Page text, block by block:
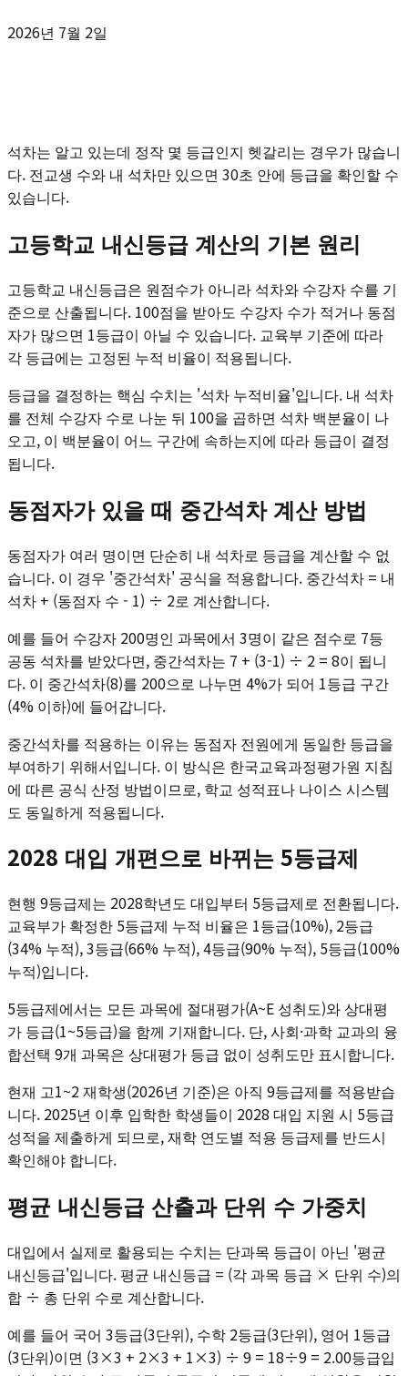
2026년 7월 2일
석차는 알고 있는데 정작 몇 등급인지 헷갈리는 경우가 많습니
다. 전교생 수와 내 석차만 있으면 30초 안에 등급을 확인할 수
있습니다.
고등학교 내신등급 계산의 기본 원리
고등학교 내신등급은 원점수가 아니라 석차와 수강자 수를 기
준으로 산출됩니다. 100점을 받아도 수강자 수가 적거나 동점
자가 많으면 1등급이 아닐 수 있습니다. 교육부 기준에 따라
각 등급에는 고정된 누적 비율이 적용됩니다.
등급을 결정하는 핵심 수치는 '석차 누적비율'입니다. 내 석차
를 전체 수강자 수로 나눈 뒤 100을 곱하면 석차 백분율이 나
오고, 이 백분율이 어느 구간에 속하는지에 따라 등급이 결정
됩니다.
동점자가 있을 때 중간석차 계산 방법
동점자가 여러 명이면 단순히 내 석차로 등급을 계산할 수 없
습니다. 이 경우 '중간석차' 공식을 적용합니다. 중간석차 = 내
석차 + (동점자 수 - 1) ÷ 2로 계산합니다.
예를 들어 수강자 200명인 과목에서 3명이 같은 점수로 7등
공동 석차를 받았다면, 중간석차는 7 + (3-1) ÷ 2 = 8이 됩니
다. 이 중간석차(8)를 200으로 나누면 4%가 되어 1등급 구간
(4% 이하)에 들어갑니다.
중간석차를 적용하는 이유는 동점자 전원에게 동일한 등급을
부여하기 위해서입니다. 이 방식은 한국교육과정평가원 지침
에 따른 공식 산정 방법이므로, 학교 성적표나 나이스 시스템
도 동일하게 적용됩니다.
2028 대입 개편으로 바뀌는 5등급제
현행 9등급제는 2028학년도 대입부터 5등급제로 전환됩니다.
교육부가 확정한 5등급제 누적 비율은 1등급(10%), 2등급
(34% 누적), 3등급(66% 누적), 4등급(90% 누적), 5등급(100%
누적)입니다.
5등급제에서는 모든 과목에 절대평가(A~E 성취도)와 상대평
가 등급(1~5등급)을 함께 기재합니다. 단, 사회·과학 교과의 융
합선택 9개 과목은 상대평가 등급 없이 성취도만 표시합니다.
현재 고1~2 재학생(2026년 기준)은 아직 9등급제를 적용받습
니다. 2025년 이후 입학한 학생들이 2028 대입 지원 시 5등급
성적을 제출하게 되므로, 재학 연도별 적용 등급제를 반드시
확인해야 합니다.
평균 내신등급 산출과 단위 수 가중치
대입에서 실제로 활용되는 수치는 단과목 등급이 아닌 '평균
내신등급'입니다. 평균 내신등급 = (각 과목 등급 × 단위 수)의
합 ÷ 총 단위 수로 계산합니다.
예를 들어 국어 3등급(3단위), 수학 2등급(3단위), 영어 1등급
(3단위)이면 (3×3 + 2×3 + 1×3) ÷ 9 = 18÷9 = 2.00등급입